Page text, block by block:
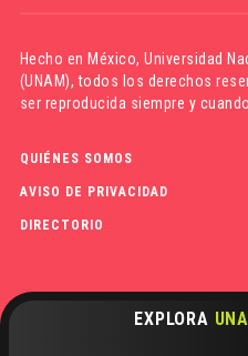
EXPLORA
Hecho en México,Universidad
(UNAM), todos los derechos
ser reproducida siempre y
QUIÉNES SOMOS
AVISO DE PRIVACIDAD
DIRECTORIO